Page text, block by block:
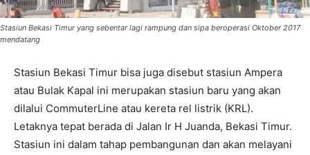
Stasiun Bekasi Timur yang sebentar lagi rampung dan sipa beroperasi Oktober 2017
mendatang
Stasiun Bekasi Timur bisa juga disebut stasiun Ampera
atau Bulak Kapal ini merupakan stasiun baru yang akan
dilalui CommuterLine atau kereta rel listrik (KRL).
Letaknya tepat berada di Jalan Ir H Juanda, Bekasi Timur.
Stasiun ini dalam tahap pembangunan dan akan melayani